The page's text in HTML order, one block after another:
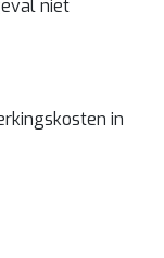
niet
in